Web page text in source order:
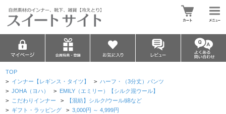
TOP
> インナー【レギンス・タイツ】 > ハーフ・（3分丈）パンツ
> JOHA（ヨハ） > EMILY（エミリー）【シルク混ウール】
> こだわりインナー > 【混紡】シルク/ウール/綿など
> ギフト・ラッピング > 3,000円 ～ 4,999円